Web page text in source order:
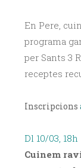
En Pere,
programa
per Sants 3
receptes
Inscripcions
Dl 10/03, 18h
Cuinem